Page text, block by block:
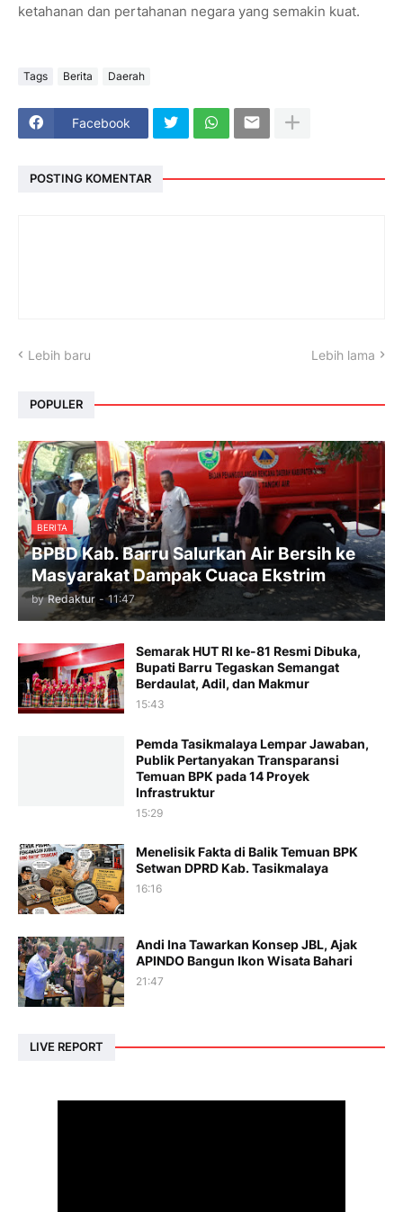
ketahanan dan pertahanan negara yang semakin kuat.
Tags Berita Daerah
Facebook
POSTING KOMENTAR
Lebih baru Lebih lama
POPULER
BERITA
BPBD Kab. Barru Salurkan Air Bersih ke
Masyarakat Dampak Cuaca Ekstrim
by Redaktur - 11:47
Semarak HUT RI ke-81 Resmi Dibuka,
Bupati Barru Tegaskan Semangat
Berdaulat, Adil, dan Makmur
15:43
Pemda Tasikmalaya Lempar Jawaban,
Publik Pertanyakan Transparansi
Temuan BPK pada 14 Proyek
Infrastruktur
15:29
Menelisik Fakta di Balik Temuan BPK
Setwan DPRD Kab. Tasikmalaya
16:16
Andi Ina Tawarkan Konsep JBL, Ajak
APINDO Bangun Ikon Wisata Bahari
21:47
LIVE REPORT